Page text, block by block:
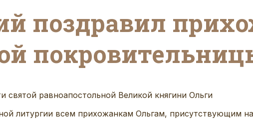
поздравил
святой равноапостольной Великой княгини Ольги
литургии всем прихожанкам Ольгам, присутствующим